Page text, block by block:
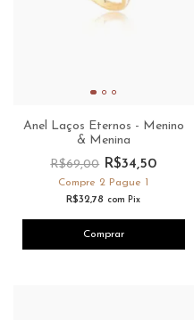
Anel Laços Eternos - Menino
& Menina
R$69,00R$34,50
Compre 2 Pague 1
R$32,78com Pix
Comprar